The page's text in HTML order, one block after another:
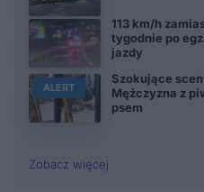
113 km/h
tygodnie po
jazdy
ALERT
Szokujące
Mężczyzna z
psem
Zobacz więcej